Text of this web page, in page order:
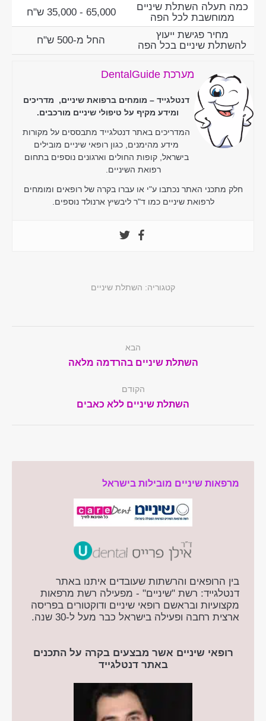
כמה תעלה השתלת שיניים
ממוחשבת לכל הפה
65,000 - 35,000 ש"ח
מחיר פגישת ייעוץ
להשתלת שיניים בכל הפה
החל מ-500 ש"ח
מערכת DentalGuide
דנטלגייד – מומחים ברפואת שיניים, מדריכים
ומידע מקיף על טיפולי שיניים מורכבים.
המדריכים באתר דנטלגייד מתבססים על מקורות
מידע מהימנים, כגון רופאי שיניים מובילים
בישראל, קופות החולים וארגונים נוספים בתחום
רפואת השיניים.
חלק מתכני האתר נכתבו ע"י או עברו בקרה של רופאים ומומחים
לרפואת שיניים כמו ד"ר ליבשיץ ארנולד נוספים.
קטגוריה: השתלת שיניים
navigation
הקודם
Previous
השתלת שיניים ללא כאבים
הבא
Next
השתלת שיניים בהרדמה מלאה
מרפאות שיניים מובילות בישראל
בין הרופאים והרשתות שעובדים איתנו באתר
דנטלגייד: רשת "שיניים" - מפעילה רשת מרפאות
מקצועיות ובראשם רופאי שיניים ודוקטורים בפריסה
ארצית רחבה ופעילה בישראל כבר מעל ל-30 שנה.
רופאי שיניים אשר מבצעים בקרה על התכנים
באתר דנטלגייד